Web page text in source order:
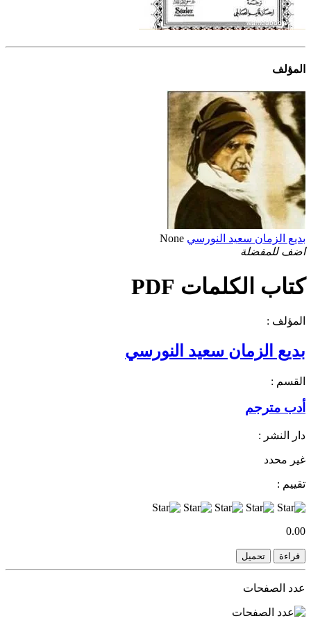
المؤلف
بديع الزمان سعيد النورسي None
اضف للمفضلة
كتاب الكلمات PDF
المؤلف :
بديع الزمان سعيد النورسي
القسم :
أدب مترجم
دار النشر :
غير محدد
تقييم :
0.00
قراءة تحميل
عدد الصفحات